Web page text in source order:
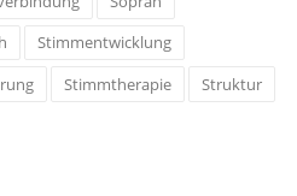
Stimmentwicklung
Stimmtherapie
Struktur